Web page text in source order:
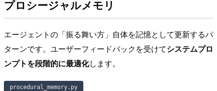
プロシージャルメモリ
エージェントの「振る舞い方」自体を記憶として更新するパ
ターンです。ユーザーフィードバックを受けてシステムプロ
ンプトを段階的に最適化します。
procedural_memory.py